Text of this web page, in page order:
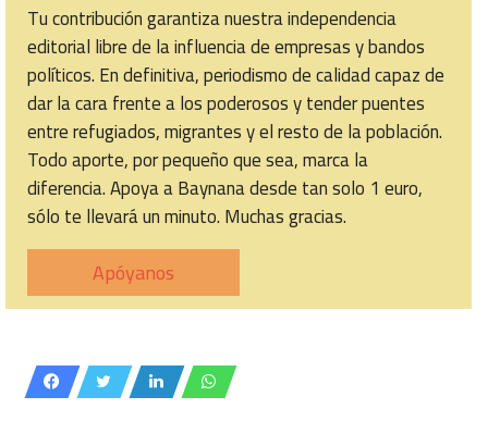
Tu contribución garantiza nuestra independencia
editorial libre de la influencia de empresas y bandos
políticos. En definitiva, periodismo de calidad capaz de
dar la cara frente a los poderosos y tender puentes
entre refugiados, migrantes y el resto de la población.
Todo aporte, por pequeño que sea, marca la
diferencia. Apoya a Baynana desde tan solo 1 euro,
sólo te llevará un minuto. Muchas gracias.
Apóyanos